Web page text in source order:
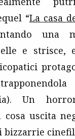
“La casa
una
e strisce,
Un
cosa uscita
bizzarrie